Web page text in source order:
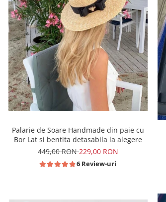
Palarie de Soare Handmade din paie cu
Bor Lat si bentita detasabila la alegere
449,00 RON229,00 RON
6 Review-uri